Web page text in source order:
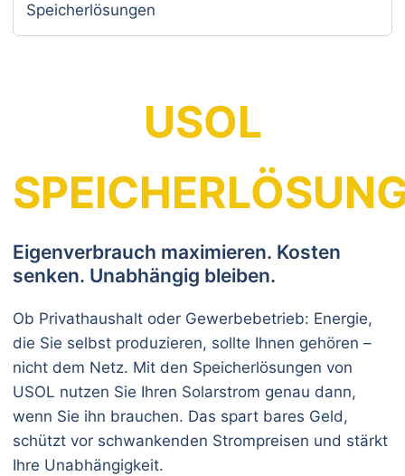
Speicherlösungen
USOL
Eigenverbrauch maximieren. Kosten
senken. Unabhängig bleiben.
Ob Privathaushalt oder Gewerbebetrieb: Energie,
die Sie selbst produzieren, sollte Ihnen gehören –
nicht dem Netz. Mit den Speicherlösungen von
USOL nutzen Sie Ihren Solarstrom genau dann,
wenn Sie ihn brauchen. Das spart bares Geld,
schützt vor schwankenden Strompreisen und stärkt
Ihre Unabhängigkeit.